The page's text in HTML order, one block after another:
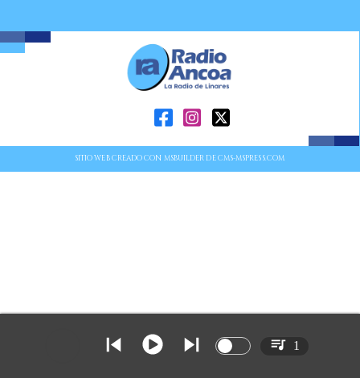
SITIO WEB CREADO CON MSBUILDER DE CMS-MSPRESS.COM
1